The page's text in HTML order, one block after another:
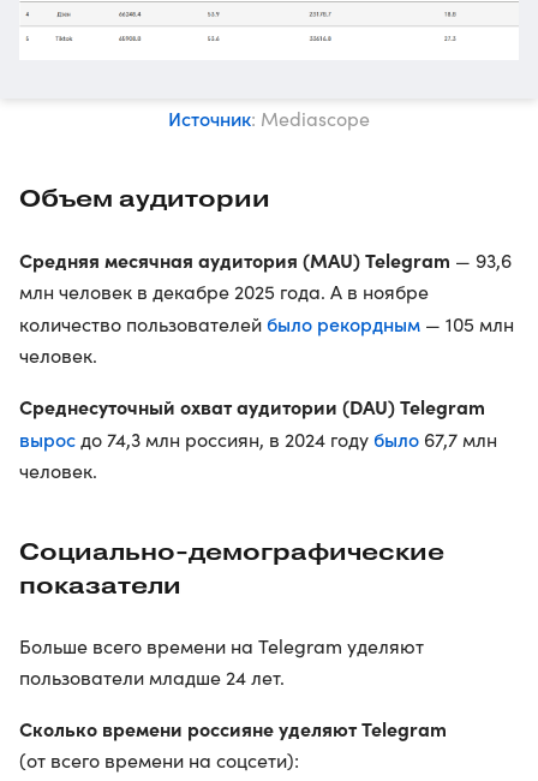
Источник: Mediascope
Объем аудитории
Средняя месячная аудитория (MAU) Telegram — 93,6
млн человек в декабре 2025 года. А в ноябре
количество пользователей было рекордным — 105 млн
человек.
Среднесуточный охват аудитории (DAU) Telegram
выросдо 74,3 млн россиян, в 2024 году было 67,7 млн
человек.
Социально-демографические
показатели
Больше всего времени на Telegram уделяют
пользователи младше 24 лет.
Сколько времени россияне уделяют Telegram
(от всего времени на соцсети):